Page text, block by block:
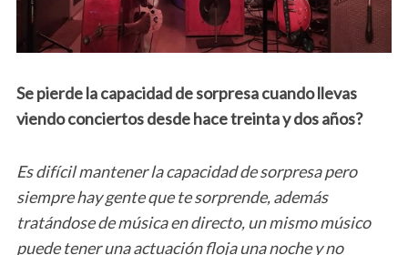
Se pierde la capacidad de sorpresa cuando llevas
viendo conciertos desde hace treinta y dos años?
Es difícil mantener la capacidad de sorpresa pero
siempre hay gente que te sorprende, además
tratándose de música en directo, un mismo músico
puede tener una actuación floja una noche y no